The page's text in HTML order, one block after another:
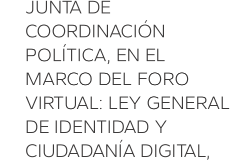
JUNTA DE
COORDINACIÓN
POLÍTICA, EN EL
MARCO DEL FORO
VIRTUAL: LEY GENERAL
DE IDENTIDAD Y
CIUDADANÍA DIGITAL,